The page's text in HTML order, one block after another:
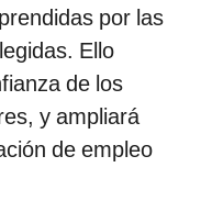
por las
Ello
de los
y ampliará
de empleo